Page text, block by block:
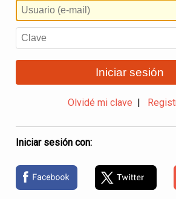
Iniciar sesión
Olvidé mi clave
Iniciar sesión con: